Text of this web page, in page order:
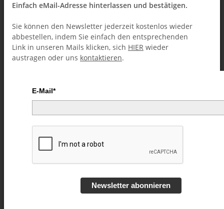
video DOWNLOAD
Kartentricks (Downloads)
Einfach eMail-Adresse hinterlassen und bestätigen.
Sie können den Newsletter jederzeit kostenlos wieder
abbestellen, indem Sie einfach den entsprechenden
Link in unseren Mails klicken, sich HIER wieder
austragen oder uns kontaktieren.
E-Mail*
Newsletter abonnieren